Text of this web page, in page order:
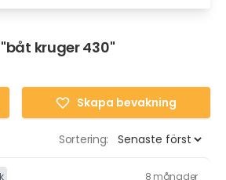
"båt kruger 430"
Skapa bevakning
Sortering:
8 månader